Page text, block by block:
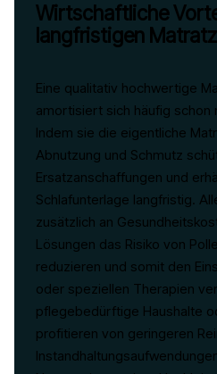
Wirtschaftliche
langfristigen
Eine qualitativ hochwertige
amortisiert sich häufig schon
Indem sie die eigentliche
Abnutzung und Schmutz
Ersatzanschaffungen und
Schlafunterlage langfristig.
zusätzlich an
Lösungen das Risiko von
reduzieren und somit den
oder speziellen Therapien
pflegebedürftige Haushalte
profitieren von geringeren